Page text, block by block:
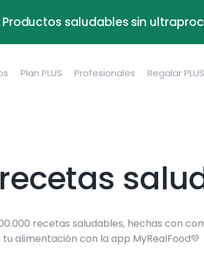
saludables sin
Plan PLUS Profesionales Regalar
recetas saludables, hechas con
alimentación con la app MyRealFood💚